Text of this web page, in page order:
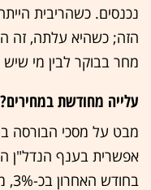
נכנסים. כשהריבית
הזה; כשהיא עלתה, זה
מחר בבוקר לבין מי
עלייה מחודשת במחירים?
מבט על מסכי הבורסה